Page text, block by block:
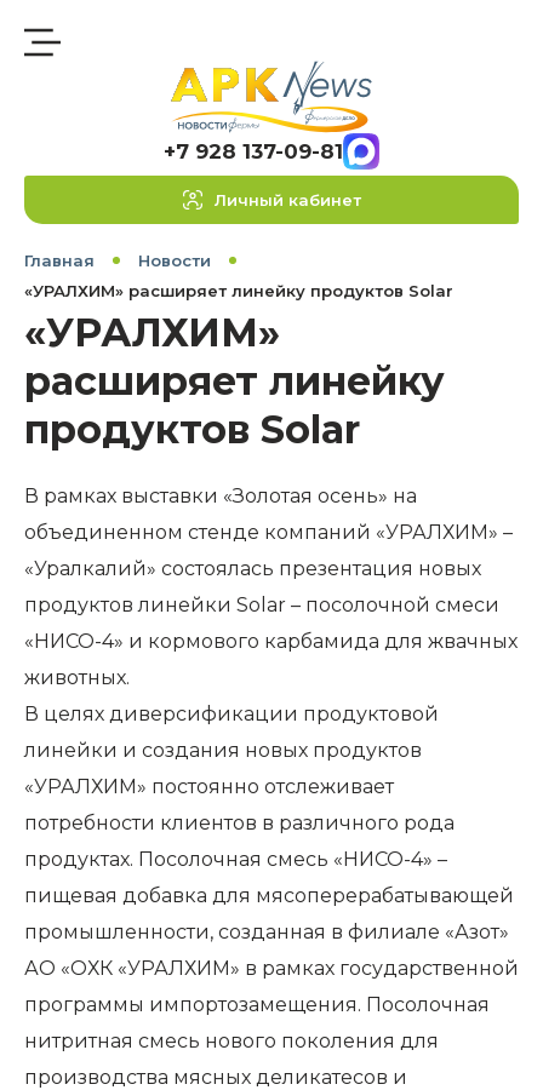
+7 928 137-09-81
Личный кабинет
Главная
Новости
«УРАЛХИМ» расширяет линейку продуктов Solar
«УРАЛХИМ»
расширяет линейку
продуктов Solar
В рамках выставки «Золотая осень» на
объединенном стенде компаний «УРАЛХИМ» –
«Уралкалий» состоялась презентация новых
продуктов линейки Solar – посолочной смеси
«НИСО-4» и кормового карбамида для жвачных
животных.
В целях диверсификации продуктовой
линейки и создания новых продуктов
«УРАЛХИМ» постоянно отслеживает
потребности клиентов в различного рода
продуктах. Посолочная смесь «НИСО-4» –
пищевая добавка для мясоперерабатывающей
промышленности, созданная в филиале «Азот»
АО «ОХК «УРАЛХИМ» в рамках государственной
программы импортозамещения. Посолочная
нитритная смесь нового поколения для
производства мясных деликатесов и